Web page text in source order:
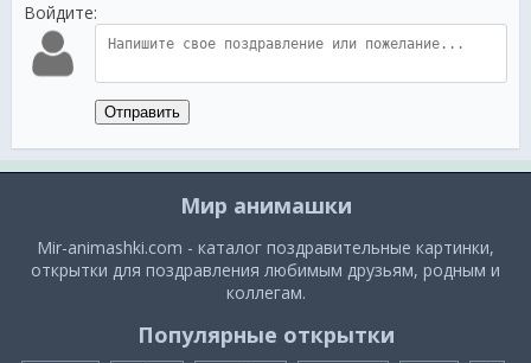
Войдите:
Отправить
Мир анимашки
Mir-animashki.com - каталог поздравительные картинки,
открытки для поздравления любимым друзьям, родным и
коллегам.
Популярные открытки